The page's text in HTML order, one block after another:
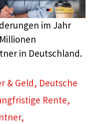
im Jahr
in Deutschland.
& Geld, Deutsche
Rente,
,